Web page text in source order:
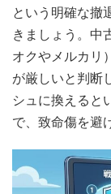
という明確な撤
きましょう。中
オクやメルカリ
が厳しいと判断
シュに換えると
で、致命傷を避